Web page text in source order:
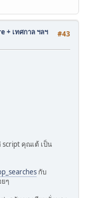
#43
+ เทศกาล ฯลฯ
script คุณเต้ เป็น
กับ
ๆ